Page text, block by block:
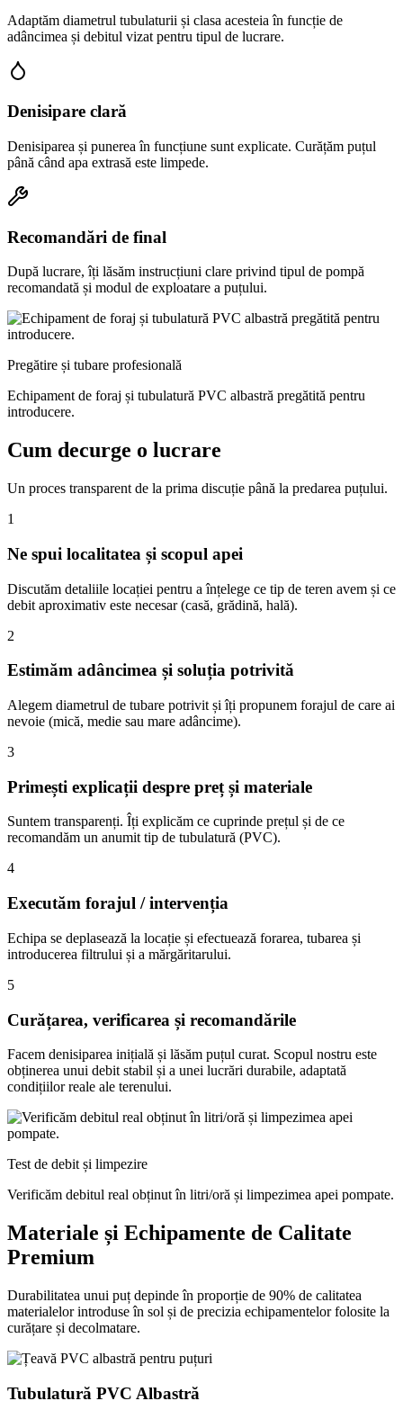
Adaptăm diametrul tubulaturii și clasa acesteia în funcție de
adâncimea și debitul vizat pentru tipul de lucrare.
Denisipare clară
Denisiparea și punerea în funcțiune sunt explicate. Curățăm puțul
până când apa extrasă este limpede.
Recomandări de final
După lucrare, îți lăsăm instrucțiuni clare privind tipul de pompă
recomandată și modul de exploatare a puțului.
Pregătire și tubare profesională
Echipament de foraj și tubulatură PVC albastră pregătită pentru
introducere.
Cum decurge o lucrare
Un proces transparent de la prima discuție până la predarea puțului.
1
Ne spui localitatea și scopul apei
Discutăm detaliile locației pentru a înțelege ce tip de teren avem și ce
debit aproximativ este necesar (casă, grădină, hală).
2
Estimăm adâncimea și soluția potrivită
Alegem diametrul de tubare potrivit și îți propunem forajul de care ai
nevoie (mică, medie sau mare adâncime).
3
Primești explicații despre preț și materiale
Suntem transparenți. Îți explicăm ce cuprinde prețul și de ce
recomandăm un anumit tip de tubulatură (PVC).
4
Executăm forajul / intervenția
Echipa se deplasează la locație și efectuează forarea, tubarea și
introducerea filtrului și a mărgăritarului.
5
Curățarea, verificarea și recomandările
Facem denisiparea inițială și lăsăm puțul curat. Scopul nostru este
obținerea unui debit stabil și a unei lucrări durabile, adaptată
condițiilor reale ale terenului.
Test de debit și limpezire
Verificăm debitul real obținut în litri/oră și limpezimea apei pompate.
Materiale și Echipamente de Calitate
Premium
Durabilitatea unui puț depinde în proporție de 90% de calitatea
materialelor introduse în sol și de precizia echipamentelor folosite la
curățare și decolmatare.
Tubulatură PVC Albastră